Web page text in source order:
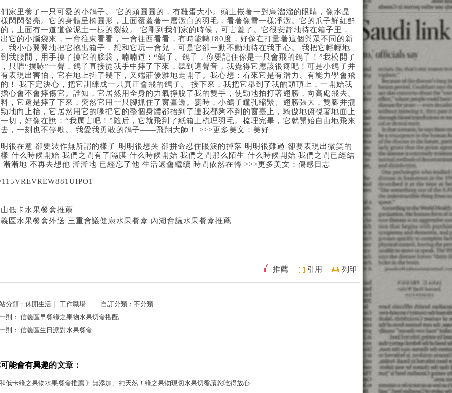
家里養了一只可愛的小鴿子。 它的頭圓圓的，有雞蛋大小。頭上嵌著一對烏溜溜的眼睛，像水晶
閃閃發亮。它的身體呈橢圓形，上面覆蓋著一層潔白的羽毛，看著像雪一樣凈潔。它的爪子鮮紅鮮
，上面有一道道像泥土一樣的裂紋。 它剛到我們家的時候，可害羞了。它很安靜地待在箱子里，
它的小腦袋來，一會往東看看，一會往西看看，有時能轉180度，好像在打量著這個與眾不同的新
我小心翼翼地把它抱出箱子，想和它玩一會兒，可是它卻一動不動地待在我手心。 我把它輕輕地
我腰間，用手摸了摸它的腦袋，喃喃道：“鴿子、鴿子，你要記住你是一只會飛的鴿子！”我松開了
只聽“撲哧”一聲，鴿子直接從我手中摔了下來，聽到這聲音，我覺得它應該很疼吧！可是小鴿子并
表現出害怕，它在地上抖了幾下，又端莊優雅地走開了。我心想：看來它是有潛力、有能力學會飛
！ 我下定決心，把它訓練成一只真正會飛的鴿子。 接下來，我把它舉到了我的頭頂上，一開始我
心會不會摔傷它。誰知，它居然用全身的力氣掙脫了我的雙手，使勁地拍打著翅膀，向高處飛去。
，它還是摔了下來，突然它用一只腳抓住了窗臺邊。霎時，小鴿子瞳孔縮緊、翅膀張大，雙腳并攏
地向上抬，它居然用它的喙把它的整個身體都抬到了連我都夠不到的窗臺上，驕傲地俯視著地面上
切，好像在說：“我厲害吧！”隨后，它就飛到了紙箱上梳理羽毛。梳理完畢，它就開始自由地飛來
，一刻也不停歇。 我愛我勇敢的鴿子——飛翔大師！ >>>更多美文：美好
很在意 卻要裝作無所謂的樣子 明明很想哭 卻拼命忍住眼淚的掉落 明明很難過 卻要表現出微笑的
什么時候開始 我們之間有了隔膜 什么時候開始 我們之間那么陌生 什么時候開始 我們之間已經結
漸漸地 不再去想他 漸漸地 已經忘了他 生活還會繼續 時間依然在轉 >>>更多美文：傷感日志
低卡水果餐盒推薦
區水果餐盒外送 三重會議健康水果餐盒 內湖會議水果餐盒推薦
推薦 引用 列印
分類： 休閒生活 工作職場 自訂分類： 不分類
則： 信義區早餐綠之果物水果切盒搭配
則： 信義區生日派對水果餐盒
能會有興趣的文章：
低卡綠之果物水果餐盒推薦 》無添加、純天然！綠之果物現切水果切盤讓您吃得放心